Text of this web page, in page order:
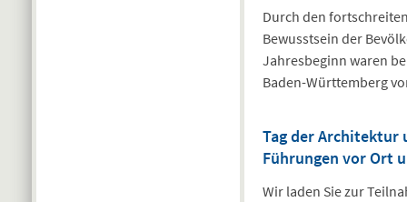
Durch den
Bewusstsein der
Jahresbeginn waren
Baden-Württemberg
Tag der Architektur
Führungen vor Ort
Wir laden Sie zur